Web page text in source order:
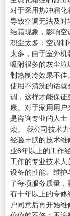
对于采用热冲霜
导致空调无法及
结霜现象，影响
积尘太多：空调
太多，由于室外
吸附很多的灰尘
制热制冷效果不
使用不清洗的话
调，这样才能保
康。对于家用用
是咨询专业的人
烦。 我公司技术
经验丰腴的技术
业6年以上的工作
工作的专业技术
设备的性能、维
了每项服务质量
有十年以上的专
户同意后再开始